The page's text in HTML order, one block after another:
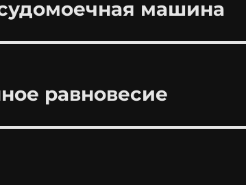
машина
равновесие